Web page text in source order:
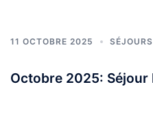
11 OCTOBRE 2025
Octobre 2025: Séjour